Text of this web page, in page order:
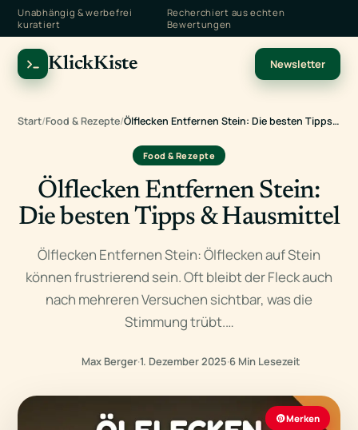
Unabhängig & werbefrei
kuratiert
Recherchiert aus echten
Bewertungen
KlickKiste Newsletter
Start/Food & Rezepte/Ölflecken Entfernen Stein: Die besten Tipps…
Food & Rezepte
Ölflecken Entfernen Stein:
Die besten Tipps & Hausmittel
Ölflecken Entfernen Stein: Ölflecken auf Stein
können frustrierend sein. Oft bleibt der Fleck auch
nach mehreren Versuchen sichtbar, was die
Stimmung trübt.…
Max Berger·1. Dezember 2025·6 Min Lesezeit
Merken